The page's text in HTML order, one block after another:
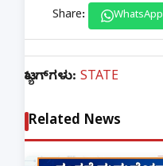
Share: WhatsApp
ಟ್ಯಾಗ್‌ಗಳು: STATE
Related News